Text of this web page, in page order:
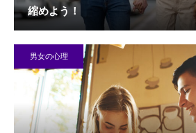
縮めよう！
男女の心理